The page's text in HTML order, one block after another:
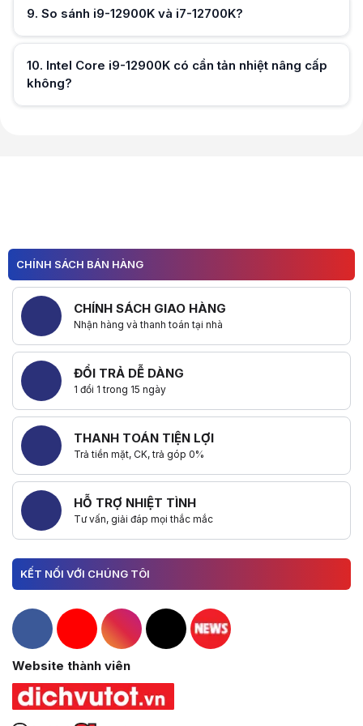
Hữu ích (0)
9. So sánh i9-12900K và i7-12700K?
10. Intel Core i9-12900K có cần tản nhiệt nâng cấp
không?
CHÍNH SÁCH BÁN HÀNG
CHÍNH SÁCH GIAO HÀNG
Nhận hàng và thanh toán tại nhà
ĐỔI TRẢ DỄ DÀNG
1 đổi 1 trong 15 ngày
THANH TOÁN TIỆN LỢI
Trả tiền mặt, CK, trả góp 0%
HỖ TRỢ NHIỆT TÌNH
Tư vấn, giải đáp mọi thắc mắc
KẾT NỐI VỚI CHÚNG TÔI
Hacom Facebook
Hacom YouTube
Hacom Instagram
Hacom TikTok
Website thành viên